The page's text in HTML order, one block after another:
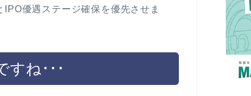
優遇ステージ確保を優先させま
すね･･･